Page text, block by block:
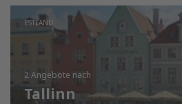
ESTLAND
2 Angebote nach
Tallinn